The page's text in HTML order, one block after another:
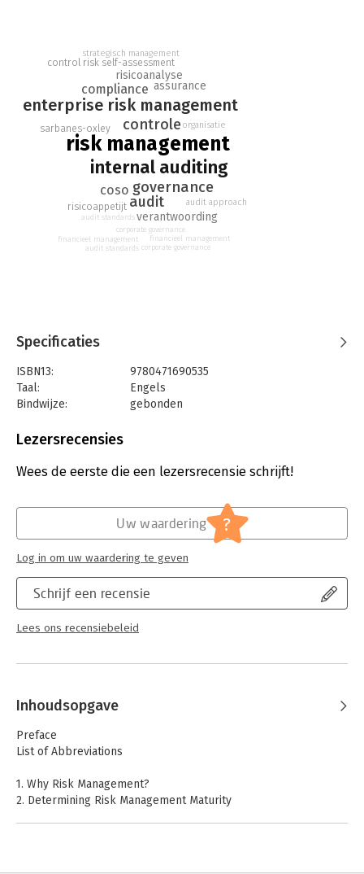
risk management
internal auditing
enterprise risk management
controle
governance
audit
coso
compliance
risicoanalyse
verantwoording
assurance
risicoappetijt
control risk self-assessment
sarbanes-oxley organisatie
strategisch management
audit approach
corporate governance
audit standards
financieel management
corporate governance
audit standards
financieel management
Specificaties
ISBN13:
9780471690535
Taal:
Engels
Bindwijze:
gebonden
Uitgever:
Lezersrecensies
Wees de eerste die een lezersrecensie schrijft!
Schrijf een recensie
Lees ons recensiebeleid
Uw waardering ?
Log in om uw waardering te geven
Inhoudsopgave
Preface
List of Abbreviations
1. Why Risk Management?
2. Determining Risk Management Maturity